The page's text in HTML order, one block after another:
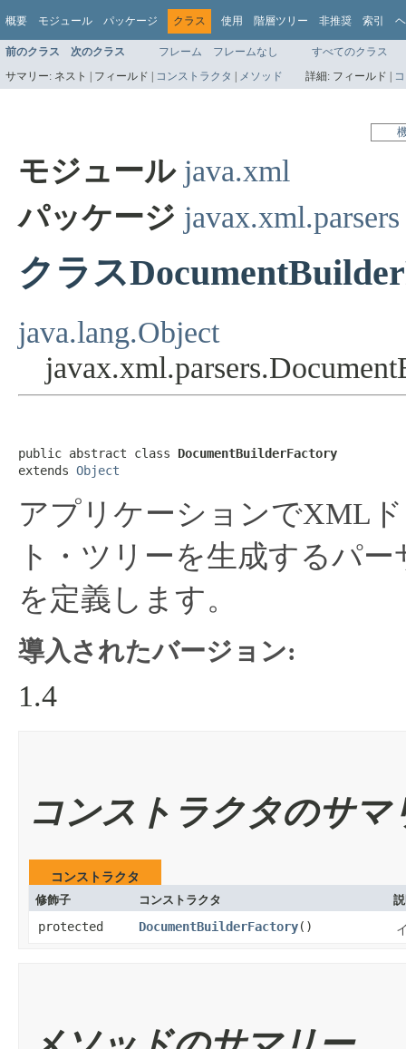
概要 モジュール パッケージ クラス 使用 階層ツリー 非推奨 索引
前のクラス 次のクラス フレーム フレームなし
すべてのクラス
サマリー: ネスト | フィールド | コンストラクタ | メソッド 詳細: フィールド |
モジュール java.xml
パッケージ javax.xml.parsers
クラス
java.lang.Object
public abstract class DocumentBuilderFactory
extends Object
アプリケーションでXML
ト・ツリーを生成するパ
を定義します。
導入されたバージョン:
1.4
コンストラクタのサマ
コンストラクタ
修飾子
コンストラクタ
protected DocumentBuilderFactory​()